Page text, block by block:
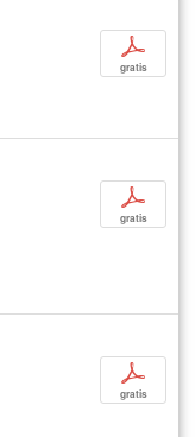
p
gratis
p
gratis
p
gratis